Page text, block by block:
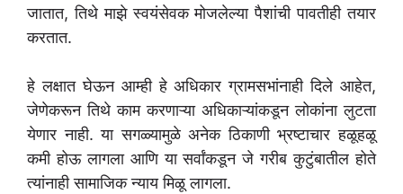
जातात, तिथे माझे स्वयंसेवक मोजलेल्या पैशांची पावतीही तयार
करतात.
हे लक्षात घेऊन आम्ही हे अधिकार ग्रामसभांनाही दिले आहेत,
जेणेकरून तिथे काम करणाऱ्या अधिकाऱ्यांकडून लोकांना लुटता
येणार नाही. या सगळ्यामुळे अनेक ठिकाणी भ्रष्टाचार हळूहळू
कमी होऊ लागला आणि या सर्वांकडून जे गरीब कुटुंबातील होते
त्यांनाही सामाजिक न्याय मिळू लागला.